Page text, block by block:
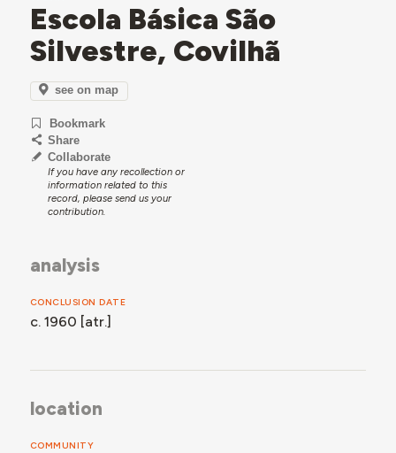
Escola Básica São
Silvestre, Covilhã
see on map
Bookmark
Share
Collaborate
If you have any recollection or
information related to this
record, please send us your
contribution.
analysis
CONCLUSION DATE
c. 1960 [atr.]
location
COMMUNITY